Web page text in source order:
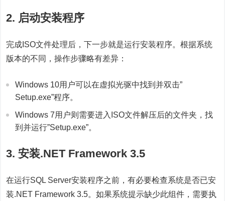
2. 启动安装程序
完成ISO文件处理后，下一步就是运行安装程序。根据系统
版本的不同，操作步骤略有差异：
Windows 10用户可以在虚拟光驱中找到并双击”
Setup.exe”程序。
Windows 7用户则需要进入ISO文件解压后的文件夹，找
到并运行”Setup.exe”。
3. 安装.NET Framework 3.5
在运行SQL Server安装程序之前，有必要检查系统是否已安
装.NET Framework 3.5。如果系统提示缺少此组件，需要执